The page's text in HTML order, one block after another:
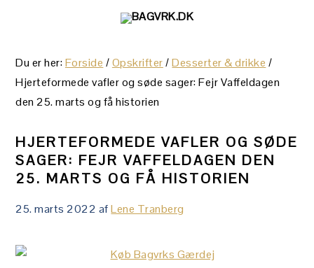
primær
navigation
primær
sidebar
Du er her:Forside /Opskrifter / Desserter & drikke /
Hjerteformede vafler og søde sager: Fejr Vaffeldagen
den 25. marts og få historien
HJERTEFORMEDE VAFLER OG SØDE
SAGER: FEJR VAFFELDAGEN DEN
25. MARTS OG FÅ HISTORIEN
25. marts 2022 afLene Tranberg